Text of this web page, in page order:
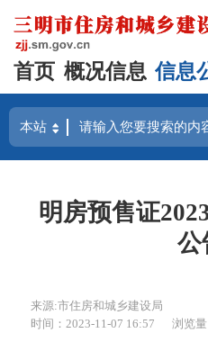
首页 概况信息 信息
明房预售证
公
来源:市住房和城乡建设局
时间：2023-11-07 16:57
浏览